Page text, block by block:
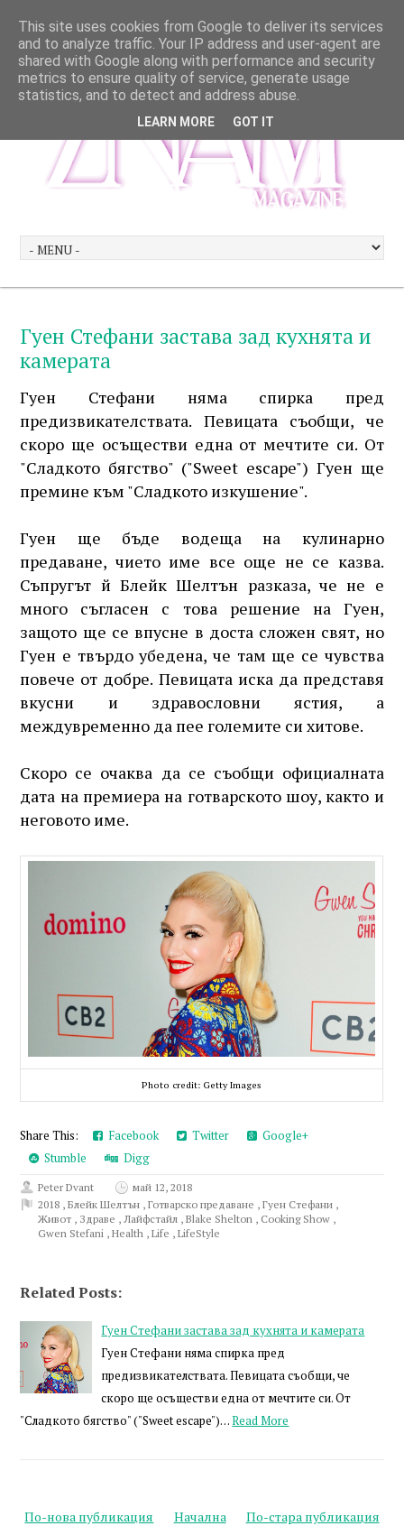
Гуен Стефани застава зад кухнята и
камерата
Гуен Стефани няма спирка пред
предизвикателствата. Певицата съобщи, че
скоро ще осъществи една от мечтите си. От
"Сладкото бягство" ("Sweet escape") Гуен ще
премине към "Сладкото изкушение".
Гуен ще бъде водеща на кулинарно
предаване, чието име все още не се казва.
Съпругът й Блейк Шелтън разказа, че не е
много съгласен с това решение на Гуен,
защото ще се впусне в доста сложен свят, но
Гуен е твърдо убедена, че там ще се чувства
повече от добре. Певицата иска да представя
вкусни и здравословни ястия, а
междувременно да пее големите си хитове.
Скоро се очаква да се съобщи официалната
дата на премиера на готварското шоу, както и
неговото име.
Photo credit: Getty Images
Share This: Facebook Twitter
Google+
Stumble
Digg
Peter Dvant
май 12, 2018
2018 ,Блейк Шелтън ,Готварско предаване ,Гуен Стефани ,
Живот , Здраве ,Лайфстайл ,Blake Shelton , Cooking Show ,
Gwen Stefani ,Health ,Life ,LifeStyle
Related Posts:
Гуен Стефани застава зад кухнята и камерата
Гуен Стефани няма спирка пред
предизвикателствата. Певицата съобщи, че
скоро ще осъществи една от мечтите си. От
"Сладкото бягство" ("Sweet escape")…Read More
По-нова публикация По-стара публикация
Начална
This site uses cookies from Google to deliver its services
and to analyze traffic. Your IP address and user-agent are
shared with Google along with performance and security
metrics to ensure quality of service, generate usage
statistics, and to detect and address abuse.
LEARN MORE GOT IT